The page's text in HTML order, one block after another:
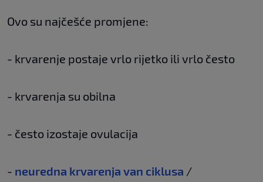
Ovo su najčešće promjene:
- krvarenje postaje vrlo rijetko ili vrlo često
- krvarenja su obilna
- često izostaje ovulacija
- neuredna krvarenja van ciklusa /